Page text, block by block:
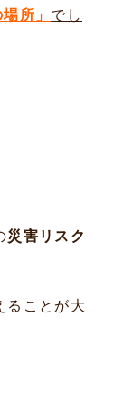
所」 でし
災害リスク
ることが大